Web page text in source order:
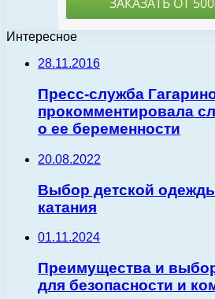
Интересное
28.11.2016
Пресс-служба
прокомментировала
о ее беременности
20.08.2022
Выбор детской
катания
01.11.2024
Преимущества и
для безопасности и